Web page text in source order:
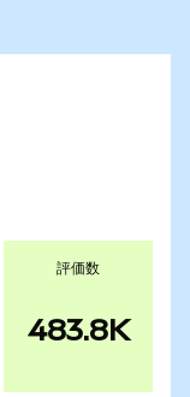
評価数
483.8K